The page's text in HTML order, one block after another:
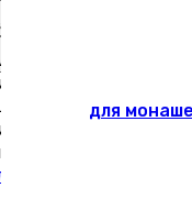
для чтения с экрана
чтения
%
слабовидящих
для